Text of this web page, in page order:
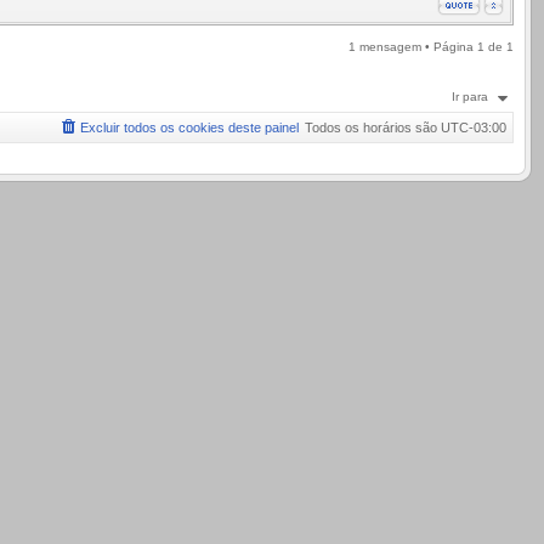
1 mensagem • Página 1 de 1
Ir para
Todos os horários são UTC-03:00
Excluir todos os cookies deste painel